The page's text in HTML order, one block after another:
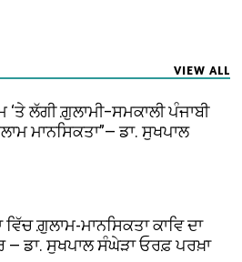
VIEW ALL
‘ਤੇ ਲੱਗੀ ਗ਼ੁਲਾਮੀ–ਸਮਕਾਲੀ ਪੰਜਾਬੀ
ਮਾਨਸਿਕਤਾ”— ਡਾ. ਸੁਖਪਾਲ
ਵਿੱਚ ਗ਼ੁਲਾਮ-ਮਾਨਸਿਕਤਾ ਕਾਵਿ ਦਾ
— ਡਾ. ਸੁਖਪਾਲ ਸੰਘੇੜਾ ਓਰਫ਼ ਪਰਖ਼ਾ